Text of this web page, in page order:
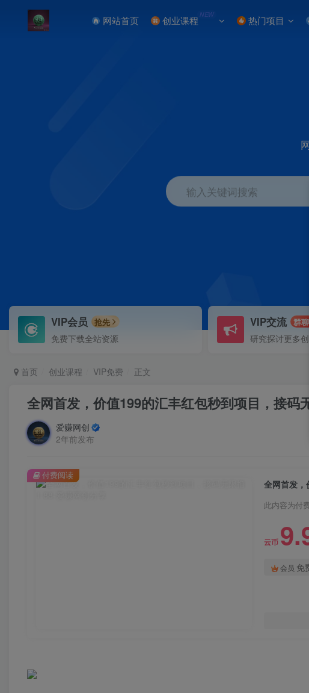
网站首页 创业课程 NEW 热门项目
输入关键词搜索
VIP会员 抢先
免费下载全站资源
VIP交流 群
研究探讨更多
首页 创业课程 VIP免费 正文
全网首发，价值199的汇丰红包秒到项目，接码
爱赚网创
2年前发布
全网首发，
此内容为付
云币
会员 免
付费阅读